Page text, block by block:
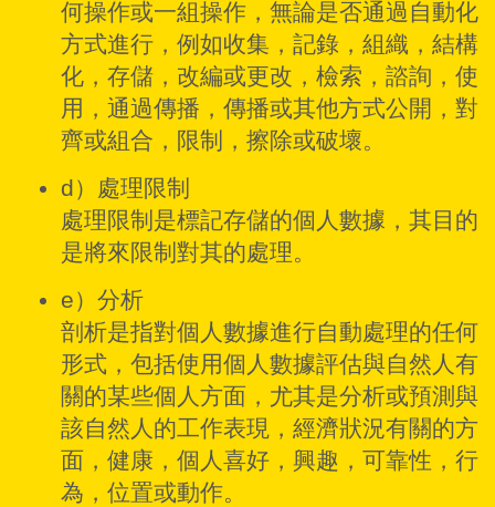
何操作或一組操作，無論是否通過自動化
方式進行，例如收集，記錄，組織，結構
化，存儲，改編或更改，檢索，諮詢，使
用，通過傳播，傳播或其他方式公開，對
齊或組合，限制，擦除或破壞。
d）處理限制
處理限制是標記存儲的個人數據，其目的
是將來限制對其的處理。
e）分析
剖析是指對個人數據進行自動處理的任何
形式，包括使用個人數據評估與自然人有
關的某些個人方面，尤其是分析或預測與
該自然人的工作表現，經濟狀況有關的方
面，健康，個人喜好，興趣，可靠性，行
為，位置或動作。